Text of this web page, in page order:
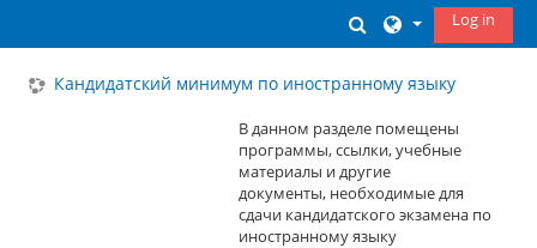
Toggle search
Log in
Кандидатский минимум по иностранному языку
В данном разделе помещены
программы, ссылки, учебные
материалы и другие
документы, необходимые для
сдачи кандидатского экзамена по
иностранному языку